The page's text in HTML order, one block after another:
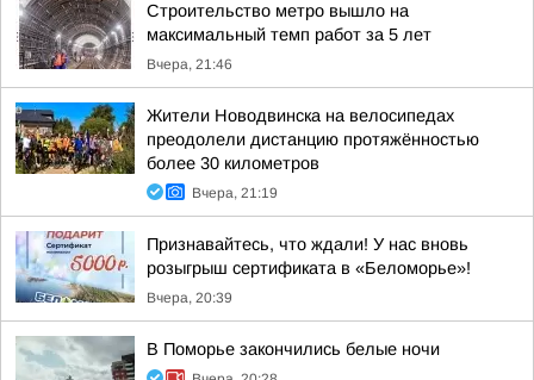
Строительство метро вышло на
максимальный темп работ за 5 лет
Вчера, 21:46
Жители Новодвинска на велосипедах
преодолели дистанцию протяжённостью
более 30 километров
Вчера, 21:19
Признавайтесь, что ждали! У нас вновь
розыгрыш сертификата в «Беломорье»!
Вчера, 20:39
В Поморье закончились белые ночи